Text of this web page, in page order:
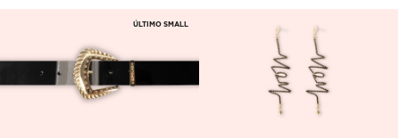
ÚLTIMO SMALL